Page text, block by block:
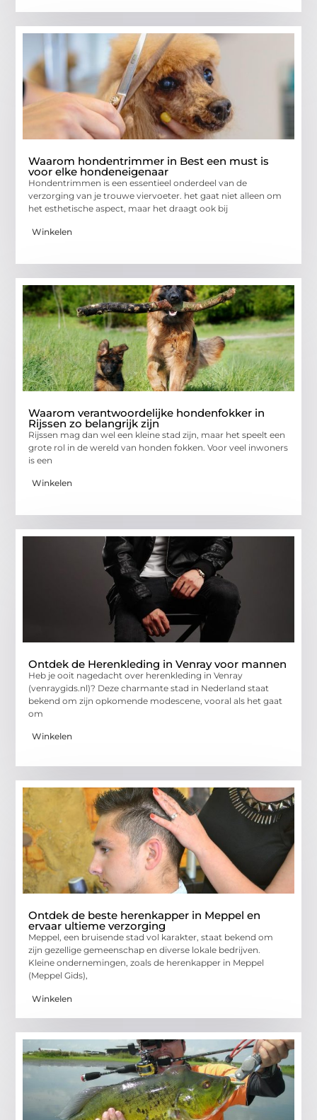
Waarom hondentrimmer in Best een must is
voor elke hondeneigenaar
Hondentrimmen is een essentieel onderdeel van de
verzorging van je trouwe viervoeter. het gaat niet alleen om
het esthetische aspect, maar het draagt ook bij
Winkelen
Waarom verantwoordelijke hondenfokker in
Rijssen zo belangrijk zijn
Rijssen mag dan wel een kleine stad zijn, maar het speelt een
grote rol in de wereld van honden fokken. Voor veel inwoners
is een
Winkelen
Ontdek de Herenkleding in Venray voor mannen
Heb je ooit nagedacht over herenkleding in Venray
(venraygids.nl)? Deze charmante stad in Nederland staat
bekend om zijn opkomende modescene, vooral als het gaat
om
Winkelen
Ontdek de beste herenkapper in Meppel en
ervaar ultieme verzorging
Meppel, een bruisende stad vol karakter, staat bekend om
zijn gezellige gemeenschap en diverse lokale bedrijven.
Kleine ondernemingen, zoals de herenkapper in Meppel
(Meppel Gids),
Winkelen